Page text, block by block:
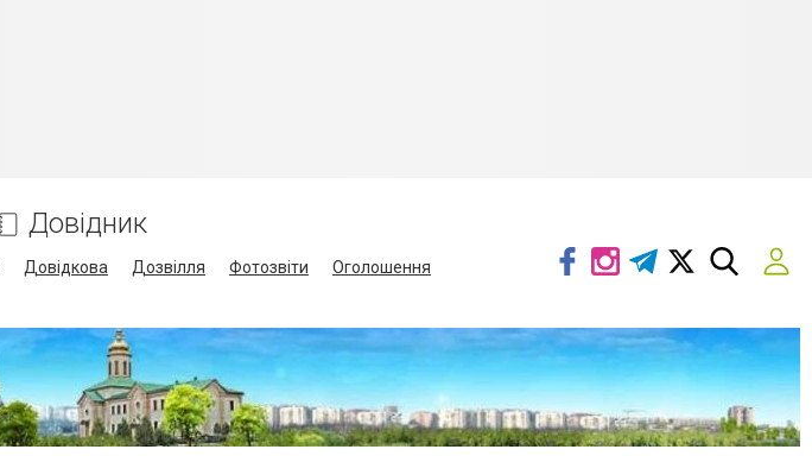
Довідник
Довідкова Дозвілля Фотозвіти
Оголошення